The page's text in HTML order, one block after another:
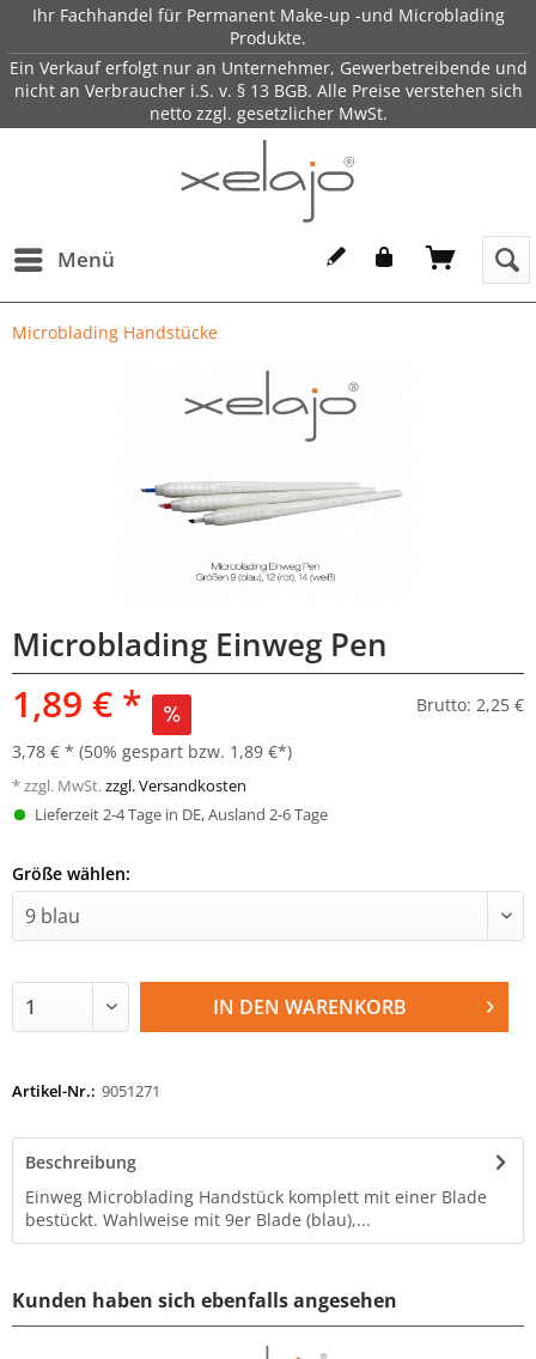
Ihr Fachhandel für Permanent Make-up -und Microblading
Produkte.
Ein Verkauf erfolgt nur an Unternehmer, Gewerbetreibende und
nicht an Verbraucher i.S. v. § 13 BGB. Alle Preise verstehen sich
netto zzgl. gesetzlicher MwSt.
Menü
Microblading Handstücke
Microblading Einweg Pen
1,89 € * Brutto: 2,25 €
3,78 € * (50% gespart bzw. 1,89 €*)
* zzgl. MwSt.zzgl. Versandkosten
Lieferzeit 2-4 Tage in DE, Ausland 2-6 Tage
Größe wählen:
IN DEN WARENKORB
Artikel-Nr.: 9051271
Beschreibung
Einweg Microblading Handstück komplett mit einer Blade
bestückt. Wahlweise mit 9er Blade (blau),...
Kunden haben sich ebenfalls angesehen